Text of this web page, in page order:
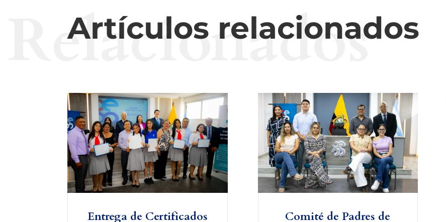
Artículos relacionados
Relacionados
Entrega de Certificados Comité de Padres de